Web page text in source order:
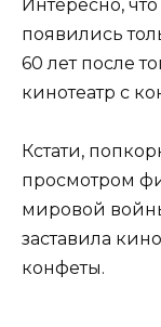
Интересно,
появились
60 лет после
кинотеатр с
Кстати,
просмотром
мировой
заставила
конфеты.